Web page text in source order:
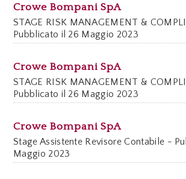
Crowe Bompani SpA
STAGE RISK MANAGEMENT &
Pubblicato il 26 Maggio 2023
Crowe Bompani SpA
STAGE RISK MANAGEMENT &
Pubblicato il 26 Maggio 2023
Crowe Bompani SpA
Stage Assistente Revisore Contabile -
Maggio 2023